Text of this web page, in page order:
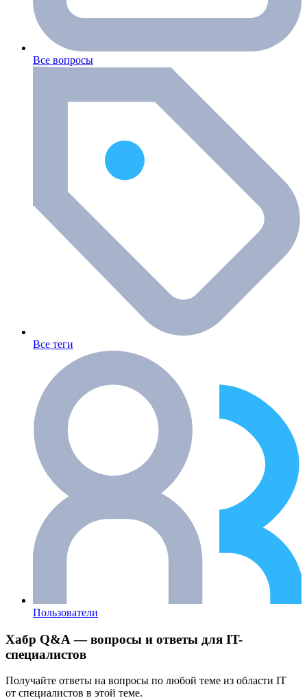
Все вопросы
Все теги
Пользователи
Хабр Q&A — вопросы и ответы для IT-
специалистов
Получайте ответы на вопросы по любой теме из области IT
от специалистов в этой теме.